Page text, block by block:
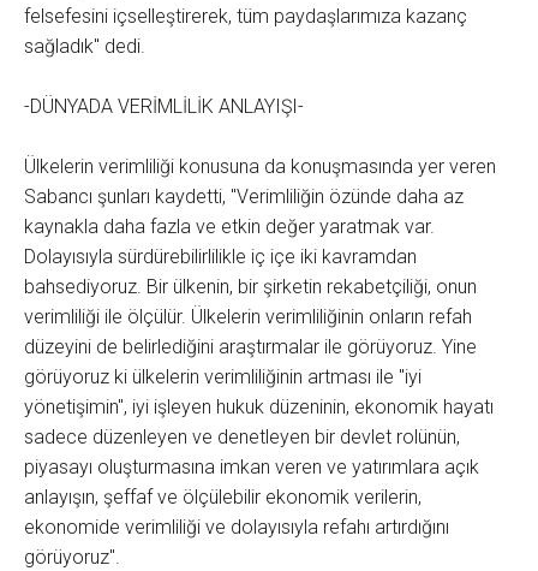
felsefesini içselleştirerek, tüm paydaşlarımıza kazanç
sağladık" dedi.
-DÜNYADA VERİMLİLİK ANLAYIŞI-
Ülkelerin verimliliği konusuna da konuşmasında yer veren
Sabancı şunları kaydetti, "Verimliliğin özünde daha az
kaynakla daha fazla ve etkin değer yaratmak var.
Dolayısıyla sürdürebilirlilikle iç içe iki kavramdan
bahsediyoruz. Bir ülkenin, bir şirketin rekabetçiliği, onun
verimliliği ile ölçülür. Ülkelerin verimliliğinin onların refah
düzeyini de belirlediğini araştırmalar ile görüyoruz. Yine
görüyoruz ki ülkelerin verimliliğinin artması ile "iyi
yönetişimin", iyi işleyen hukuk düzeninin, ekonomik hayatı
sadece düzenleyen ve denetleyen bir devlet rolünün,
piyasayı oluşturmasına imkan veren ve yatırımlara açık
anlayışın, şeffaf ve ölçülebilir ekonomik verilerin,
ekonomide verimliliği ve dolayısıyla refahı artırdığını
görüyoruz".